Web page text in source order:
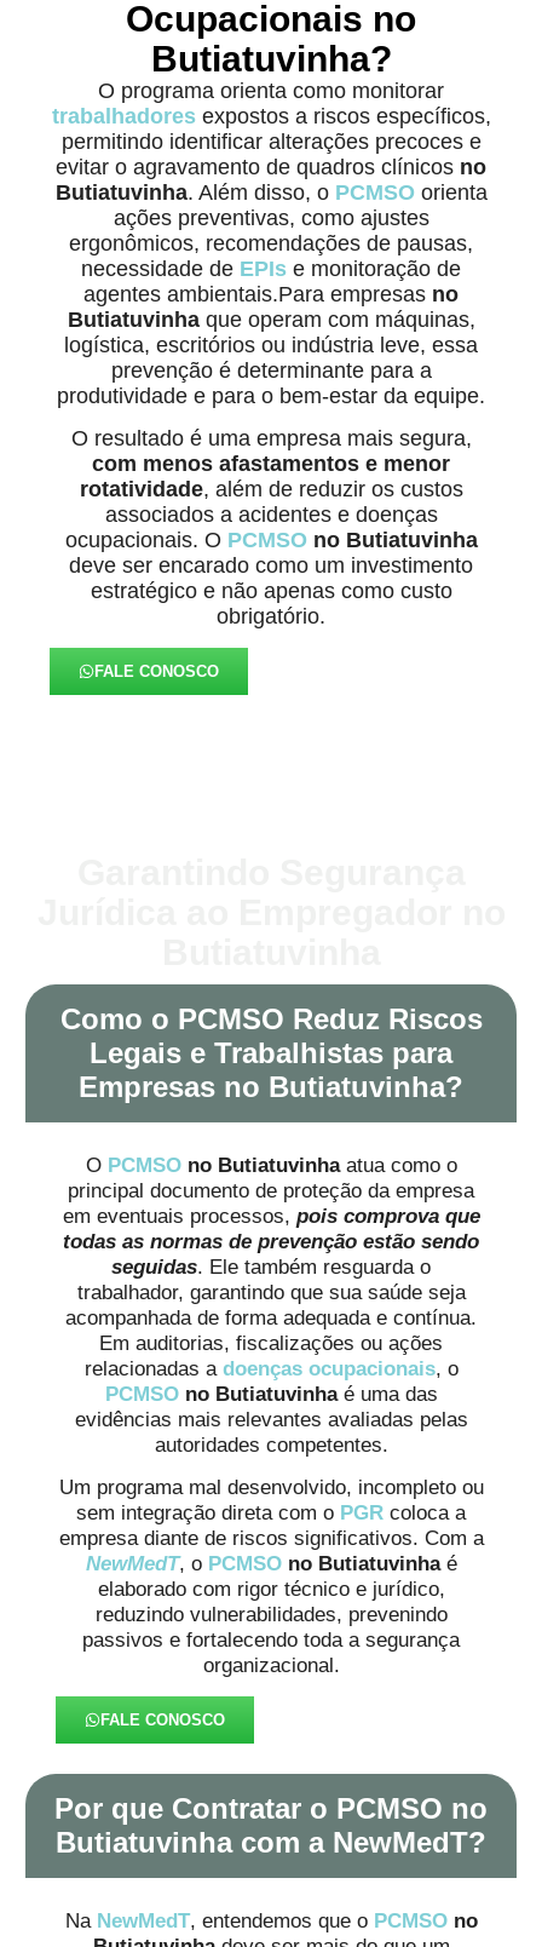
Ocupacionais no
Butiatuvinha?
O programa orienta como monitorar
trabalhadores expostos a riscos específicos,
permitindo identificar alterações precoces e
evitar o agravamento de quadros clínicos no
Butiatuvinha. Além disso, o PCMSO orienta
ações preventivas, como ajustes
ergonômicos, recomendações de pausas,
necessidade de EPIs e monitoração de
agentes ambientais.Para empresas no
Butiatuvinhaque operam com máquinas,
logística, escritórios ou indústria leve, essa
prevenção é determinante para a
produtividade e para o bem-estar da equipe.
O resultado é uma empresa mais segura,
com menos afastamentos e menor
rotatividade, além de reduzir os custos
associados a acidentes e doenças
ocupacionais. O PCMSOno Butiatuvinha
deve ser encarado como um investimento
estratégico e não apenas como custo
obrigatório.
FALE CONOSCO
Como o PCMSO Reduz Riscos
Legais e Trabalhistas para
Empresas no Butiatuvinha?
O PCMSOno Butiatuvinhaatua como o
principal documento de proteção da empresa
em eventuais processos, pois comprova que
todas as normas de prevenção estão sendo
seguidas. Ele também resguarda o
trabalhador, garantindo que sua saúde seja
acompanhada de forma adequada e contínua.
Em auditorias, fiscalizações ou ações
relacionadas a doenças ocupacionais, o
PCMSOno Butiatuvinhaé uma das
evidências mais relevantes avaliadas pelas
autoridades competentes.
Um programa mal desenvolvido, incompleto ou
sem integração direta com o PGR coloca a
empresa diante de riscos significativos. Com a
NewMedT, o PCMSOno Butiatuvinhaé
elaborado com rigor técnico e jurídico,
reduzindo vulnerabilidades, prevenindo
passivos e fortalecendo toda a segurança
organizacional.
FALE CONOSCO
Por que Contratar o PCMSO no
Butiatuvinha com a NewMedT?
Na NewMedT, entendemos que o PCMSOno